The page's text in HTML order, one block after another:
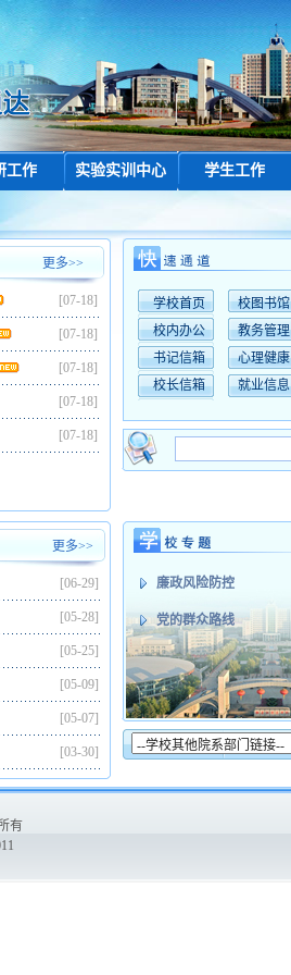
工作 实验实训中心 学生工作
更多>>
[07-18]
[07-18]
[07-18]
[07-18]
[07-18]
学校首页 校图书馆
校内办公
教务管理
书记信箱
心理健康
校长信箱
就业信息
更多>>
[06-29]
[05-28]
[05-25]
[05-09]
[05-07]
[03-30]
廉政风险防控
党的群众路线
有